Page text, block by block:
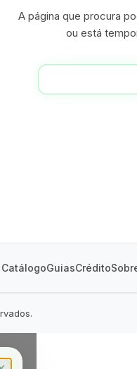
A página que procura
ou está
CatálogoGuiasCrédito